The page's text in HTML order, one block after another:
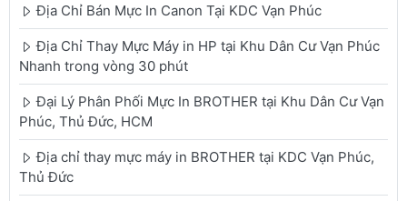
Địa Chỉ Bán Mực In Canon Tại KDC Vạn Phúc
Địa Chỉ Thay Mực Máy in HP tại Khu Dân Cư Vạn Phúc
Nhanh trong vòng 30 phút
Đại Lý Phân Phối Mực In BROTHER tại Khu Dân Cư Vạn
Phúc, Thủ Đức, HCM
Địa chỉ thay mực máy in BROTHER tại KDC Vạn Phúc,
Thủ Đức